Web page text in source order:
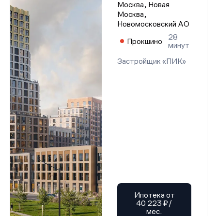
Москва, Новая
Москва,
Новомосковский АО
Прокшино
28
минут
Застройщик «ПИК»
Ипотека от
40 223 ₽/
мес.